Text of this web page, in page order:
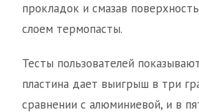
прокладок и смазав
слоем термопасты.
Тесты пользователей
пластина дает выигрыш в три
сравнении с алюминиевой, и в